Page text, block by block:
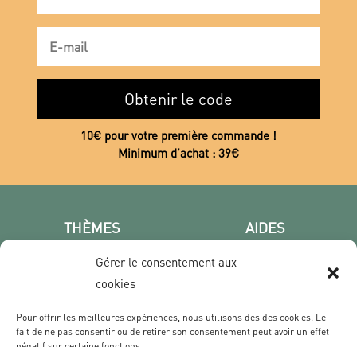
Gérer le consentement aux
cookies
Pour offrir les meilleures expériences, nous utilisons des des cookies. Le
fait de ne pas consentir ou de retirer son consentement peut avoir un effet
Obtenir le code
10€ pour votre première commande !
Minimum d’achat : 39€
THÈMES
Poster photo
Les villes
Film & Série
AIDES